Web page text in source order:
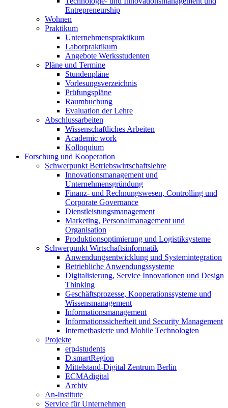
Entrepreneurship
Wohnen
Praktikum
Unternehmenspraktikum
Laborpraktikum
Angebote Werksstudenten
Pläne und Termine
Stundenpläne
Vorlesungsverzeichnis
Prüfungspläne
Raumbuchung
Evaluation der Lehre
Abschlussarbeiten
Wissenschaftliches Arbeiten
Academic work
Kolloquium
Forschung und Kooperation
Schwerpunkt Betriebswirtschaftslehre
Innovationsmanagement und
Unternehmensgründung
Finanz- und Rechnungswesen, Controlling und
Corporate Governance
Dienstleistungsmanagement
Marketing, Personalmanagement und
Organisation
Produktionsoptimierung und Logistiksysteme
Schwerpunkt Wirtschaftsinformatik
Anwendungsentwicklung und Systemintegration
Betriebliche Anwendungssysteme
Digitalisierung, Service Innovationen und Design
Thinking
Geschäftsprozesse, Kooperationssysteme und
Wissensmanagement
Informationsmanagement
Informationssicherheit und Security Management
Internetbasierte und Mobile Technologien
Projekte
erp4students
D.smartRegion
Mittelstand-Digital Zentrum Berlin
ECMAdigital
Archiv
An-Institute
Service für Unternehmen